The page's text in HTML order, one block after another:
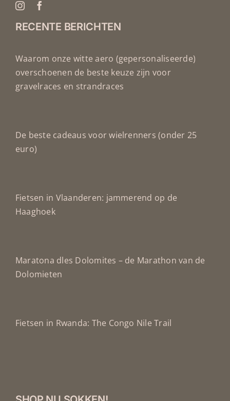
RECENTE BERICHTEN
Waarom onze witte aero (gepersonaliseerde)
overschoenen de beste keuze zijn voor
gravelraces en strandraces
De beste cadeaus voor wielrenners (onder 25
euro)
Fietsen in Vlaanderen: jammerend op de
Haaghoek
Maratona dles Dolomites – de Marathon van de
Dolomieten
Fietsen in Rwanda: The Congo Nile Trail